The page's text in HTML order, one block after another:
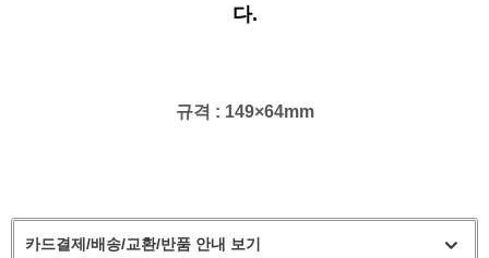
다.
규격 : 149×64mm
카드결제/배송/교환/반품 안내 보기